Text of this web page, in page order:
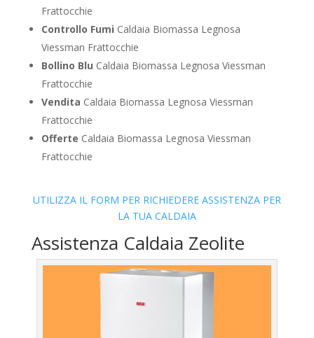
Frattocchie
Controllo Fumi Caldaia Biomassa Legnosa
Viessman Frattocchie
Bollino Blu Caldaia Biomassa Legnosa Viessman
Frattocchie
Vendita Caldaia Biomassa Legnosa Viessman
Frattocchie
Offerte Caldaia Biomassa Legnosa Viessman
Frattocchie
UTILIZZA IL FORM PER RICHIEDERE ASSISTENZA PER
LA TUA CALDAIA
Assistenza Caldaia Zeolite